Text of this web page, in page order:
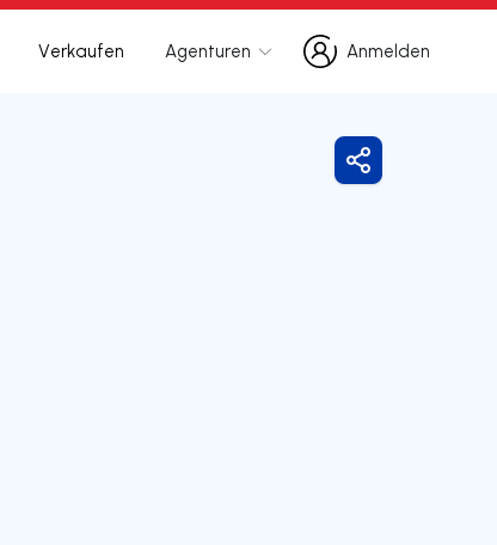
Verkaufen Agenturen
Anmelden
Anmelden
Freigeben